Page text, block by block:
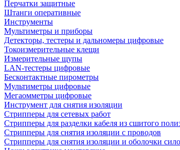
Перчатки защитные
Штанги оперативные
Инструменты
Мультиметры и приборы
Детекторы, тестеры и дальномеры цифровые
Токоизмерительные клещи
Измерительные щупы
LAN-тестеры цифровые
Бесконтактные пирометры
Мультиметры цифровые
Мегаомметры цифровые
Инструмент для снятия изоляции
Стрипперы для сетевых работ
Стрипперы для разделки кабеля из сшитого
Cтрипперы для снятия изоляции с проводов
Стрипперы для снятия изоляции и оболочки